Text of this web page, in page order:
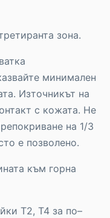
зона.
минимален
Източникът на
с кожата. Не
на 1/3
е позволено.
към горна
T2, Т4 за по–